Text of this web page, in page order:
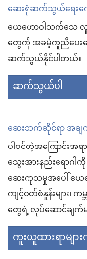
ဆေးရုံဆက်သွယ်ရေးက
ယေဟောဝါသက်သေ
တွေကို အခမဲ့ကူညီပေး
ဆက်သွယ်နိုင်ပါတယ်။
ဆက်သွယ်ပါ
ဆေးဘက်ဆိုင်ရာ အချ
ပါဝင်တဲ့အကြောင်းအရ
သွေးအားနည်းရောဂါ
ဆေးကုသမှုအပေါ် ယ
ကျင့်ဝတ်စံနှုန်းများ၊
တွေရဲ့ လုပ်ဆောင်ချက်မ
ကူးယူထားရာမျာ